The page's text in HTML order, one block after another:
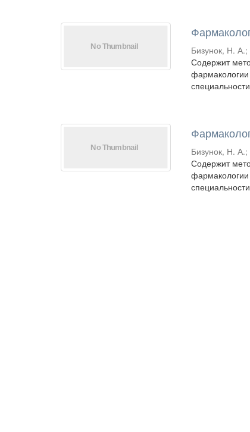
Бизунок, Н. А.;
Содержит
Бизунок, Н. А.;
Содержит